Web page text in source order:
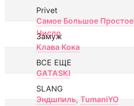
Privet
Самое Большое Простое
Число
Замуж
Клава Кока
ВСЕ ЕЩЕ
GATASKI
SLANG
Эндшпиль, TumaniYO